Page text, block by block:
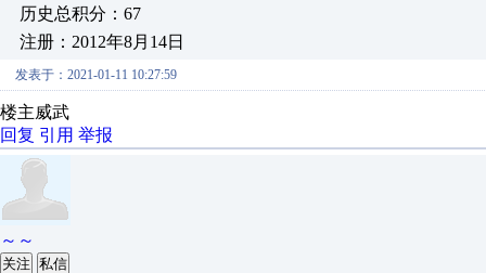
历史总积分：67
注册：2012年8月14日
发表于：2021-01-11 10:27:59
楼主威武
回复 引用 举报
～～
关注 私信